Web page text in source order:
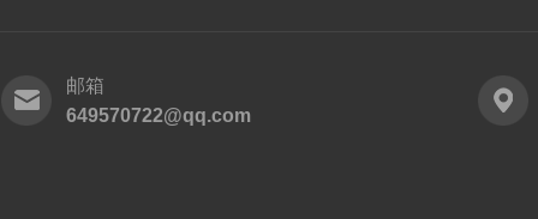
邮箱
649570722@qq.com